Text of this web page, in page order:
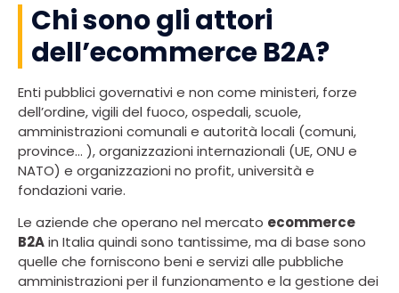
Chi sono gli attori
dell’ecommerce B2A?
Enti pubblici governativi e non come ministeri, forze
dell’ordine, vigili del fuoco, ospedali, scuole,
amministrazioni comunali e autorità locali (comuni,
province… ), organizzazioni internazionali (UE, ONU e
NATO) e organizzazioni no profit, università e
fondazioni varie.
Le aziende che operano nel mercato ecommerce
B2Ain Italia quindi sono tantissime, ma di base sono
quelle che forniscono beni e servizi alle pubbliche
amministrazioni per il funzionamento e la gestione dei